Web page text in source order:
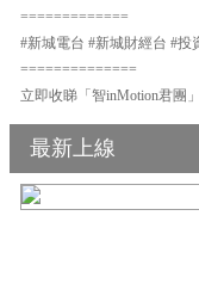
=============
#新城電台 #新城財經台 #投
==============
立即收睇「智inMotion君團
最新上線